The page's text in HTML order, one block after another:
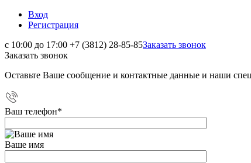
Вход
Регистрация
с 10:00 до 17:00 +7 (3812) 28-85-85Заказать звонок
Заказать звонок
Оставьте Ваше сообщение и контактные данные и наши
Ваш телефон*
Ваше имя